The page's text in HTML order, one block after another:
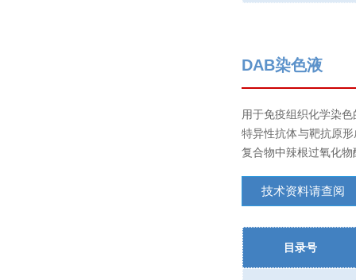
用于免疫组织化学染
特异性抗体与靶抗原
复合物中辣根过氧化
技术资料请查阅
目录号
DAB染色液